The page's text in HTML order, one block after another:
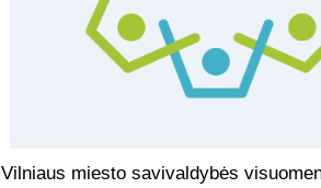
Vilniaus miesto savivaldybės